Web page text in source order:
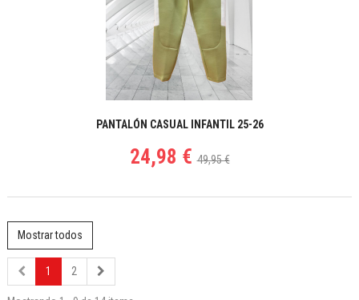
PANTALÓN CASUAL INFANTIL 25-26
24,98 €49,95 €
Mostrar todos
1 2